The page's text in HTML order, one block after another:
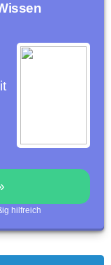
hilfreich